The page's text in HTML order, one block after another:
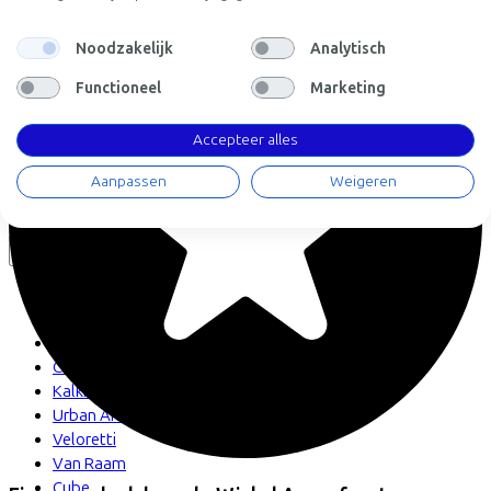
Fietsenwinkel
Bekijk ook
Fiets leasen? Bereken je kosten
Fietsplan 2026
Cervélo
Kalkhoff
Urban Arrow
Veloretti
Van Raam
Noodzakelijk Analytisch
Functioneel Marketing
Accepteer alles
Aanpassen Weigeren